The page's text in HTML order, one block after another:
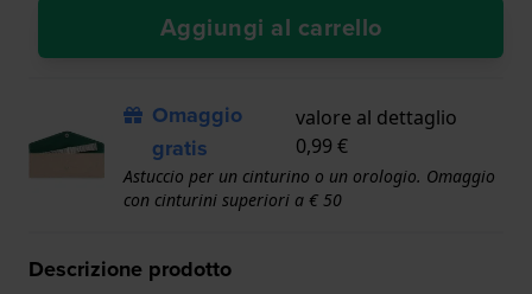
Aggiungi al carrello
Omaggio
gratis
valore al dettaglio
0,99 €
Astuccio per un cinturino o un orologio. Omaggio
con cinturini superiori a € 50
Descrizione prodotto